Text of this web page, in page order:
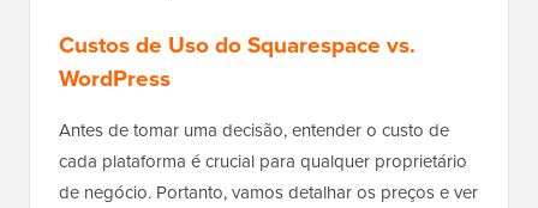
Custos de Uso do Squarespace vs.
WordPress
Antes de tomar uma decisão, entender o custo de
cada plataforma é crucial para qualquer proprietário
de negócio. Portanto, vamos detalhar os preços e ver